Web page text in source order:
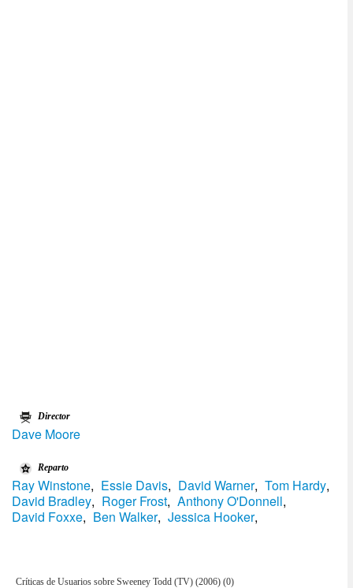
Director
Dave Moore
Reparto
Ray Winstone, Essie Davis, David Warner, Tom Hardy,
David Bradley, Roger Frost, Anthony O'Donnell,
David Foxxe, Ben Walker, Jessica Hooker,
Críticas de Usuarios sobre Sweeney Todd (TV) (2006) (0)